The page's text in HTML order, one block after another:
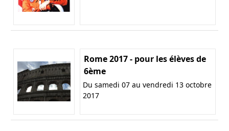
Rome 2017 - pour les élèves de
6ème
Du samedi 07 au vendredi 13 octobre
2017